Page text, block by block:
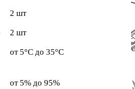
2 шт
2 шт
от 5°C до 35°C
от 5% до 95%